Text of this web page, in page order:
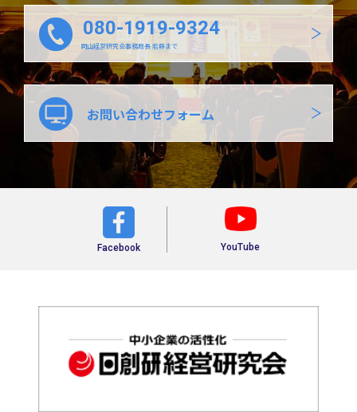
080-1919-9324
岡山経営研究会事務局長 岩藤まで
お問い合わせフォーム
Facebook YouTube